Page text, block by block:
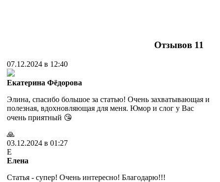
Отзывов 11
07.12.2024 в 12:40
Екатерина Фёдорова
Элина, спасибо большое за статью! Очень захватывающая и
полезная, вдохновляющая для меня. Юмор и слог у Вас
очень приятный 😘
🙏
03.12.2024 в 01:27
Е
Елена
Статья - супер! Очень интересно! Благодарю!!!